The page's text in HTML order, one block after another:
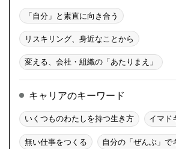
「自分」と素直に向き合う
リスキリング、身近なことから
変える、会社・組織の「あたりまえ」
キャリアのキーワード
いくつものわたしを持つ生き方 イマド
無い仕事をつくる 自分の「ぜんぶ」で